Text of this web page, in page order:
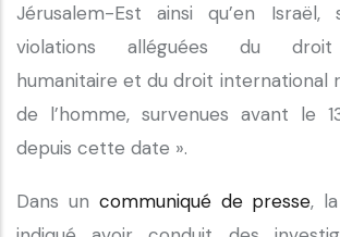
Jérusalem-Est ainsi qu’en
violations alléguées du droit
humanitaire et du droit international
de l’homme, survenues avant le
depuis cette date ».
Dans un communiqué de presse,